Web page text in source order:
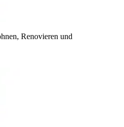
Renovieren und